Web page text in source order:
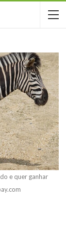
e quer ganhar